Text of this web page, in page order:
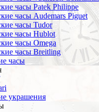
часы Patek Philippe
часы Audemars Piguet
часы Tudor
часы Hublot
часы Omega
часы Breitling
часы
украшения